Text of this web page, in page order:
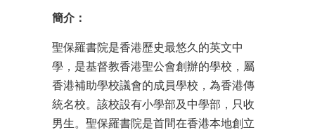
簡介：
聖保羅書院是香港歷史最悠久的英文中
學，是基督教香港聖公會創辦的學校，屬
香港補助學校議會的成員學校，為香港傳
統名校。該校設有小學部及中學部，只收
男生。聖保羅書院是首間在香港本地創立